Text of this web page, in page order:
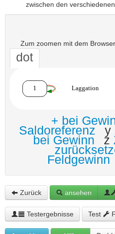
zwischen den
Zum zoomen mit dem
dot
+ bei
Saldoreferenz y
bei Gewinn z
Feldgewinn
Zurück ansehen
Testergebnisse Test